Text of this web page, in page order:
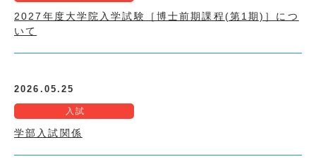
2027年度大学院入学試験［博士前期課程(第1期)］につ
いて
2026.05.25
入試
学部入試関係